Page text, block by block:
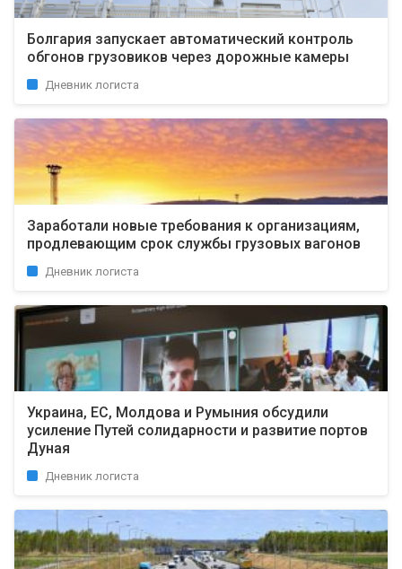
Болгария запускает автоматический контроль
обгонов грузовиков через дорожные камеры
Дневник логиста
Заработали новые требования к организациям,
продлевающим срок службы грузовых вагонов
Дневник логиста
Украина, ЕС, Молдова и Румыния обсудили
усиление Путей солидарности и развитие портов
Дуная
Дневник логиста